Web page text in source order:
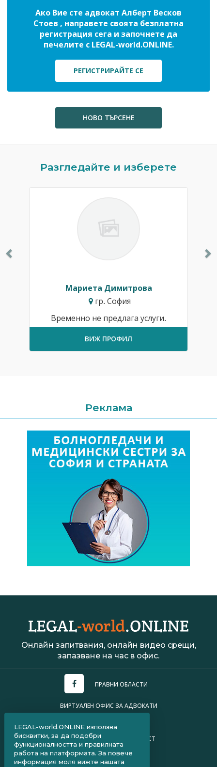
Ако Вие сте адвокат Алберт Весков
Стоев , направете своята безплатна
регистрация сега и започнете да
печелите с LEGAL-world.ONLINE.
РЕГИСТРИРАЙТЕ СЕ
НОВО ТЪРСЕНЕ
Разгледайте и изберете
Мариета Димитрова
гр. София
Временно не предлага услуги.
ВИЖ ПРОФИЛ
Реклама
Онлайн запитвания, онлайн видео срещи,
запазване на час в офис.
ПРАВНИ ОБЛАСТИ
ВИРТУАЛЕН ОФИС ЗА АДВОКАТИ
ПОЛИТИКА ЗА ПОВЕРИТЕЛНОСТ
ЧЗВ ЗА КЛИЕНТИ
LEGAL-world.ONLINE използва
бисквитки, за да подобри
функционалността и правилната
работа на платформата. За повече
информация моля вижте нашата